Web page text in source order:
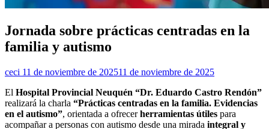
Jornada sobre prácticas centradas en la
familia y autismo
ceci 11 de noviembre de 202511 de noviembre de 2025
El Hospital Provincial Neuquén “Dr. Eduardo Castro Rendón”
realizará la charla “Prácticas centradas en la familia. Evidencias
en el autismo”, orientada a ofrecerherramientas útiles para
acompañar a personas con autismo desde una mirada integral y